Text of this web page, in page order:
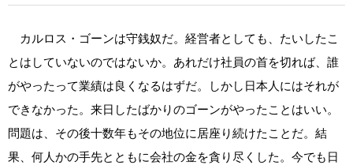
カルロス・ゴーンは守銭奴だ。経営者としても、たいしたこ
とはしていないのではないか。あれだけ社員の首を切れば、誰
がやったって業績は良くなるはずだ。しかし日本人にはそれが
できなかった。来日したばかりのゴーンがやったことはいい。
問題は、その後十数年もその地位に居座り続けたことだ。結
果、何人かの手先とともに会社の金を貪り尽くした。今でも日